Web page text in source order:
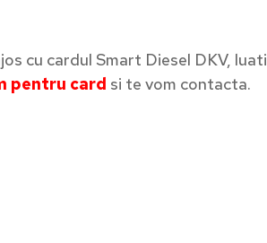
cu cardul Smart Diesel DKV, luati
pentru card si te vom contacta.